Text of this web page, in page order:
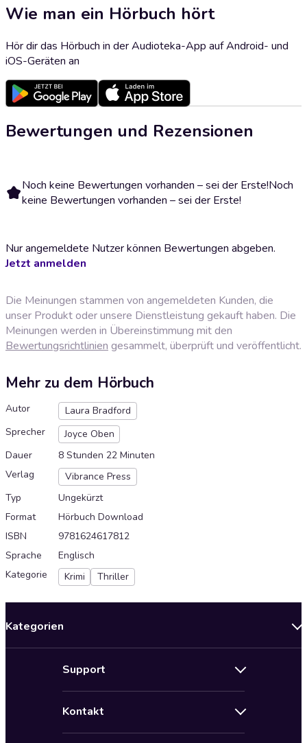
Wie man ein Hörbuch hört
Hör dir das Hörbuch in der Audioteka-App auf Android- und
iOS-Geräten an
Bewertungen und Rezensionen
Noch keine Bewertungen vorhanden – sei der Erste!Noch
keine Bewertungen vorhanden – sei der Erste!
Nur angemeldete Nutzer können Bewertungen abgeben.
Jetzt anmelden
Die Meinungen stammen von angemeldeten Kunden, die
unser Produkt oder unsere Dienstleistung gekauft haben. Die
Meinungen werden in Übereinstimmung mit den
Bewertungsrichtlinien gesammelt, überprüft und veröffentlicht.
Mehr zu dem Hörbuch
Autor
Laura Bradford
Sprecher
Joyce Oben
Dauer
8 Stunden 22 Minuten
Verlag
Vibrance Press
Typ
Ungekürzt
Format
Hörbuch Download
ISBN
9781624617812
Sprache
Englisch
Kategorie
Krimi Thriller
Kategorien
Support
Kontakt